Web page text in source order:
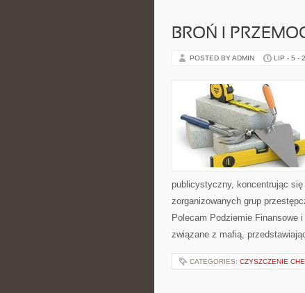
BROŃ I
POSTED BY ADMIN LIP - 5 -
publicystyczny, koncentrując
zorganizowanych grup
Polecam Podziemie Finansowe
związane z mafią,
CATEGORIES: CZYSZCZENIE